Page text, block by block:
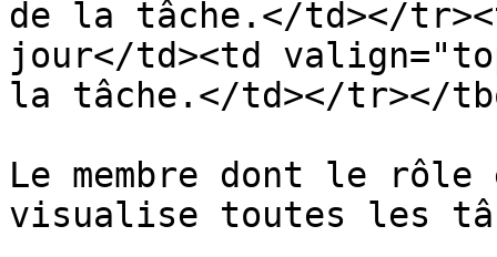
de la tâche.</td></
jour</td><td
la tâche.</td></tr></
Le membre dont le
visualise toutes les